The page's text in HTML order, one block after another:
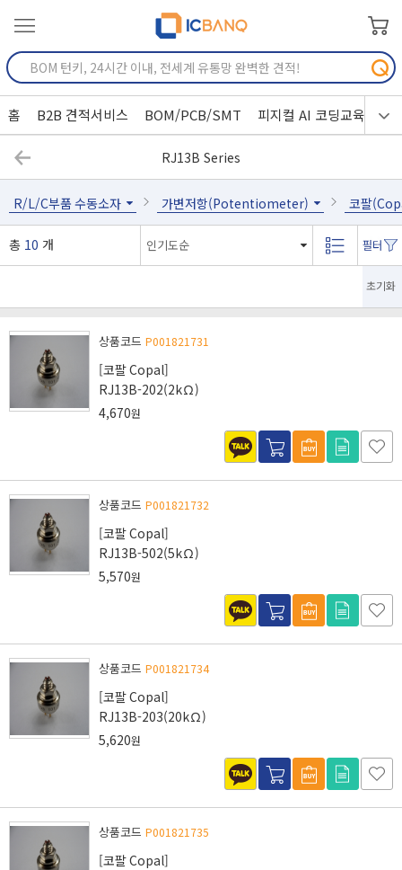
홈 B2B 견적서비스 BOM/PCB/SMT 피지컬 AI 코딩교육
RJ13B Series
R/L/C부품 수동소자 가변저항(Potentiometer) 코팔
총 10 개
초기화
상품코드 P001821731
[코팔 Copal]
RJ13B-202(2kΩ)
4,670원
상품코드 P001821732
[코팔 Copal]
RJ13B-502(5kΩ)
5,570원
상품코드 P001821734
[코팔 Copal]
RJ13B-203(20kΩ)
5,620원
상품코드 P001821735
[코팔 Copal]